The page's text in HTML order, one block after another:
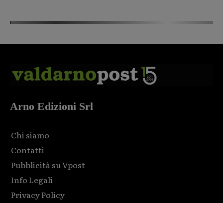
Arno Edizioni Srl
Chi siamo
Contatti
Pubblicità su Vpost
Info Legali
Privacy Policy